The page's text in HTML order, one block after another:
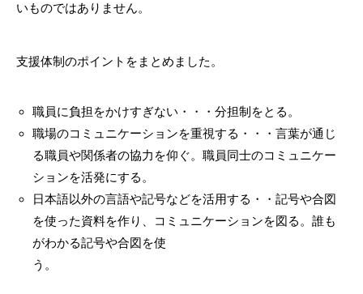
いものではありません。
支援体制のポイントをまとめました。
職員に負担をかけすぎない・・・分担制をとる。
職場のコミュニケーションを重視する・・・言葉が通じ
る職員や関係者の協力を仰ぐ。職員同士のコミュニケー
ションを活発にする。
日本語以外の言語や記号などを活用する・・記号や合図
を使った資料を作り、コミュニケーションを図る。誰も
がわかる記号や合図を使
う。